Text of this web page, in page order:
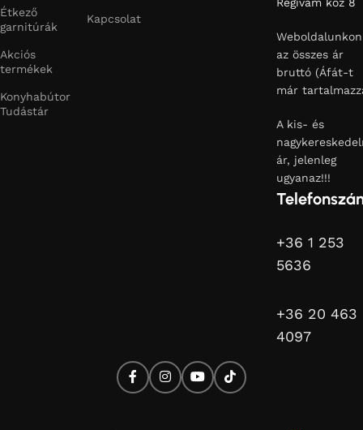
Étkező
garnitúrák
Akciós
termékek
Konyhabútor
Tudástár
Kapcsolat
Weboldalunkon
az összes ár
bruttó (Áfát-t
már
A kis- és
ár, jelenleg
ugyanaz!!!
+36 1 253
5636
+36 20 463
4097